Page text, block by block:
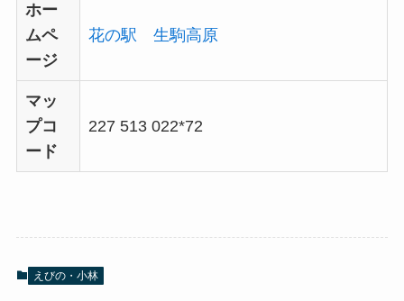
ホー
ムペ
ージ
花の駅 生駒高原
マッ
プコ
ード
227 513 022*72
えびの・小林